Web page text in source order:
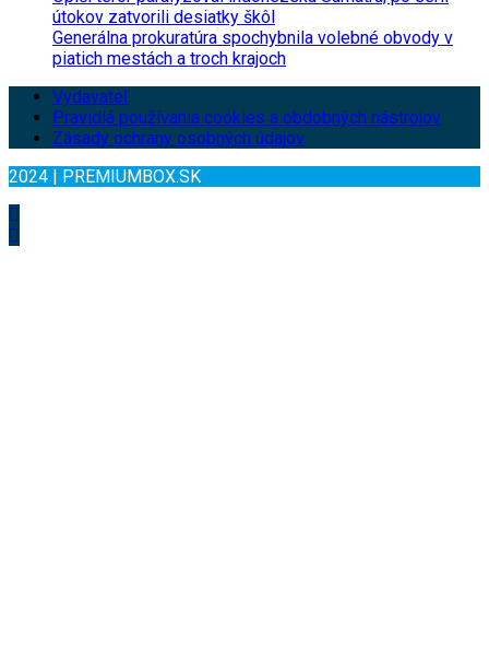
útokov zatvorili desiatky škôl
Generálna prokuratúra spochybnila volebné obvody v
piatich mestách a troch krajoch
Vydavateľ
Pravidlá používania cookies a obdobných nástrojov
Zásady ochrany osobných údajov
2024 | PREMIUMBOX.SK